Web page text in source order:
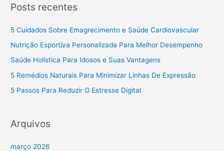
Posts recentes
5 Cuidados Sobre Emagrecimento e Saúde Cardiovascular
Nutrição Esportiva Personalizada Para Melhor Desempenho
Saúde Holística Para Idosos e Suas Vantagens
5 Remédios Naturais Para Minimizar Linhas De Expressão
5 Passos Para Reduzir O Estresse Digital
Arquivos
março 2026